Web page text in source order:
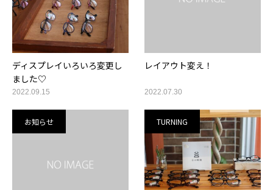
ディスプレイいろいろ変更し
ました♡
2022.09.15
レイアウト変え！
2022.07.30
お知らせ TURNING